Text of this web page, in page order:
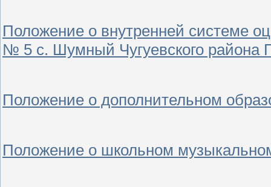
Положение о внутренней системе
№ 5 с. Шумный Чугуевского района
Положение о дополнительном
Положение о школьном